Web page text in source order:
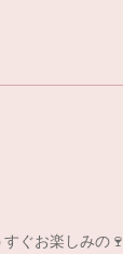
ぐお楽しみの🍷